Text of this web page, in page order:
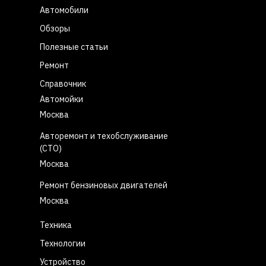
Автомобили
Обзоры
Полезные статьи
Ремонт
Справочник
Автомойки
Москва
Авторемонт и техобслуживание
(СТО)
Москва
Ремонт бензиновых двигателей
Москва
Техника
Технологии
Устройство